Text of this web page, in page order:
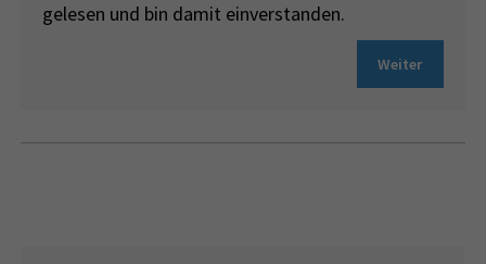
gelesen und bin damit einverstanden.
Weiter